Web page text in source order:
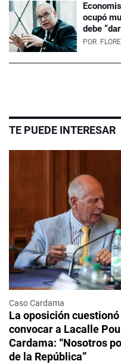
ocupó
debe
POR
TE PUEDE INTERESAR
Caso Cardama
La oposición
convocar a Lacalle
Cardama: “Nosotros
de la República”